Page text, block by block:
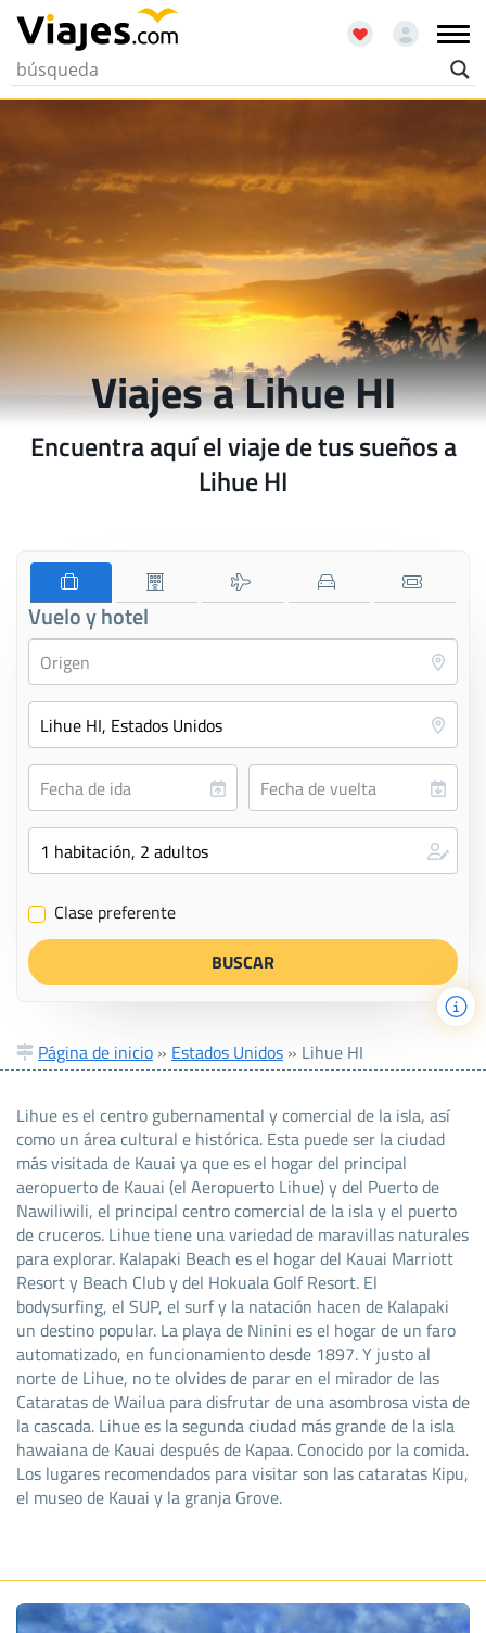
Viajes a Lihue HI
Encuentra aquí el viaje de tus sueños a
Lihue HI
Vuelo y hotel
✔ Clase preferente
Página de inicio » Estados Unidos » Lihue HI
Lihue es el centro gubernamental y comercial de la isla, así
como un área cultural e histórica. Esta puede ser la ciudad
más visitada de Kauai ya que es el hogar del principal
aeropuerto de Kauai (el Aeropuerto Lihue) y del Puerto de
Nawiliwili, el principal centro comercial de la isla y el puerto
de cruceros. Lihue tiene una variedad de maravillas naturales
para explorar. Kalapaki Beach es el hogar del Kauai Marriott
Resort y Beach Club y del Hokuala Golf Resort. El
bodysurfing, el SUP, el surf y la natación hacen de Kalapaki
un destino popular. La playa de Ninini es el hogar de un faro
automatizado, en funcionamiento desde 1897. Y justo al
norte de Lihue, no te olvides de parar en el mirador de las
Cataratas de Wailua para disfrutar de una asombrosa vista de
la cascada. Lihue es la segunda ciudad más grande de la isla
hawaiana de Kauai después de Kapaa. Conocido por la comida.
Los lugares recomendados para visitar son las cataratas Kipu,
el museo de Kauai y la granja Grove.